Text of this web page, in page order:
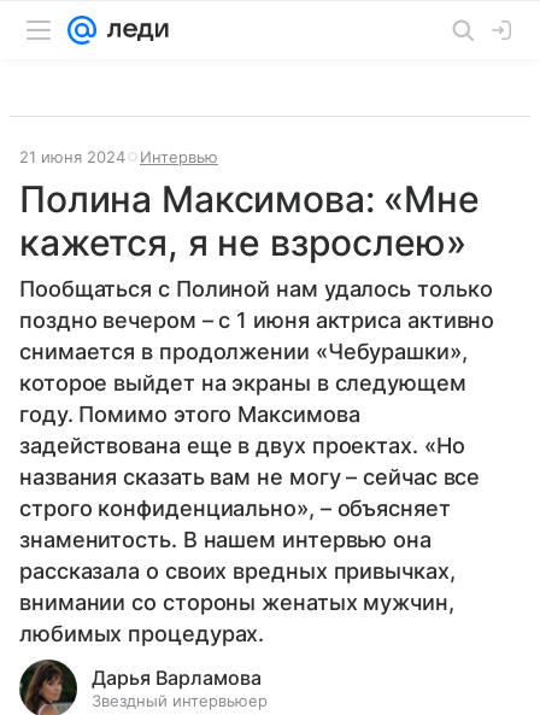
21 июня 2024 Интервью
Полина Максимова: «Мне
кажется, я не взрослею»
Пообщаться с Полиной нам удалось только
поздно вечером – с 1 июня актриса активно
снимается в продолжении «Чебурашки»,
которое выйдет на экраны в следующем
году. Помимо этого Максимова
задействована еще в двух проектах. «Но
названия сказать вам не могу – сейчас все
строго конфиденциально», – объясняет
знаменитость. В нашем интервью она
рассказала о своих вредных привычках,
внимании со стороны женатых мужчин,
любимых процедурах.
Дарья Варламова
Звездный интервьюер